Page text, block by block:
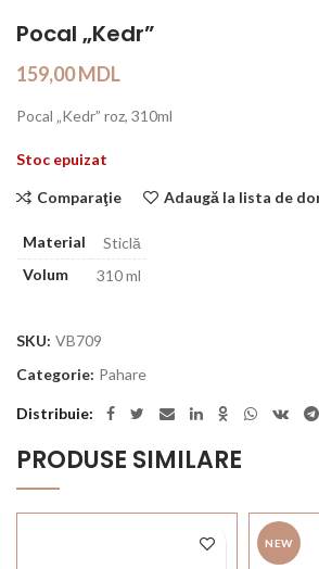
Pocal „Kedr”
159,00MDL
Pocal „Kedr” roz, 310ml
Stoc epuizat
Comparaţie Adaugă la lista de
Material
Sticlă
Volum
310 ml
SKU: VB709
Categorie: Pahare
Distribuie
PRODUSE SIMILARE
NEW